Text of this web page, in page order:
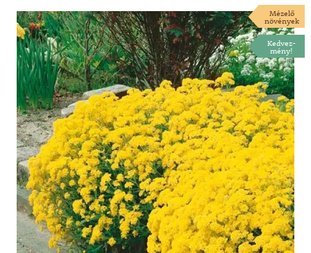
Mézelő
növények
Kedvez-
mény!